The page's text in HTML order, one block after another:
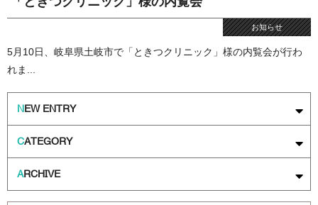
お知らせ
5月10日、岐阜県土岐市で「ときつクリニック」様の内覧会が行わ
れま...
NEW ENTRY
CATEGORY
ARCHIVE